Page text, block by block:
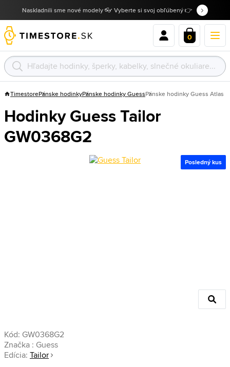
Naskladnili sme nové modely 👓 Vyberte si svoj obľúbený 👉
0
TimestorePánske hodinkyPánske hodinky GuessPánske hodinky Guess Atlas
Hodinky Guess Tailor
GW0368G2
Posledný kus
Kód: GW0368G2
Značka : Guess
Edícia: Tailor